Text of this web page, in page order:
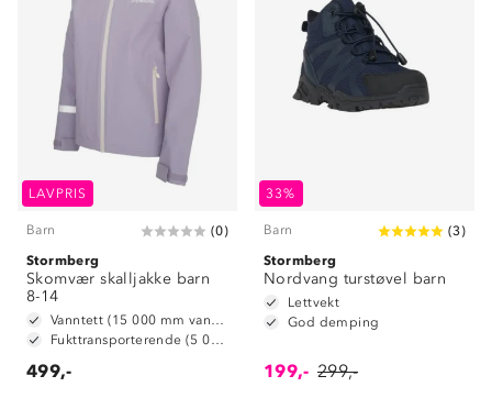
LAVPRIS
Barn (0)
Stormberg
Skomvær skalljakke barn
8-14
Vanntett (15 000 mm vannsøyle)
Fukttransporterende (5 000 g/ m2/ 24t)
499,-
33%
Barn (3)
Stormberg
Nordvang turstøvel barn
Lettvekt
God demping
199,- 299,-